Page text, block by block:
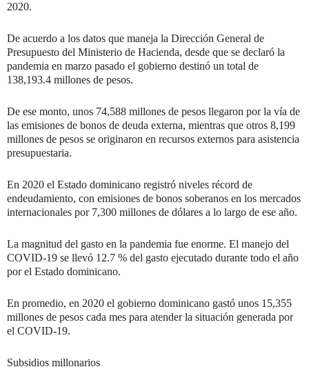
2020.
De acuerdo a los datos que maneja la Dirección General de
Presupuesto del Ministerio de Hacienda, desde que se declaró la
pandemia en marzo pasado el gobierno destinó un total de
138,193.4 millones de pesos.
De ese monto, unos 74,588 millones de pesos llegaron por la vía de
las emisiones de bonos de deuda externa, mientras que otros 8,199
millones de pesos se originaron en recursos externos para asistencia
presupuestaria.
En 2020 el Estado dominicano registró niveles récord de
endeudamiento, con emisiones de bonos soberanos en los mercados
internacionales por 7,300 millones de dólares a lo largo de ese año.
La magnitud del gasto en la pandemia fue enorme. El manejo del
COVID-19 se llevó 12.7 % del gasto ejecutado durante todo el año
por el Estado dominicano.
En promedio, en 2020 el gobierno dominicano gastó unos 15,355
millones de pesos cada mes para atender la situación generada por
el COVID-19.
Subsidios millonarios